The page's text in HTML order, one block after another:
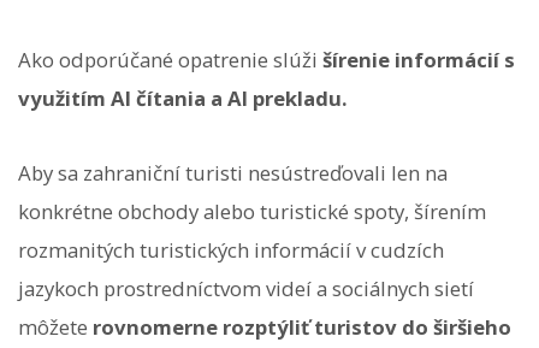
Ako odporúčané opatrenie slúži šírenie informácií s
využitím AI čítania a AI prekladu.
Aby sa zahraniční turisti nesústreďovali len na
konkrétne obchody alebo turistické spoty, šírením
rozmanitých turistických informácií v cudzích
jazykoch prostredníctvom videí a sociálnych sietí
môžete rovnomerne rozptýliť turistov do širšieho